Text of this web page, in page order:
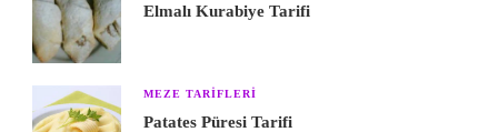
Elmalı Kurabiye Tarifi
MEZE TARIFLERI
Patates Püresi Tarifi